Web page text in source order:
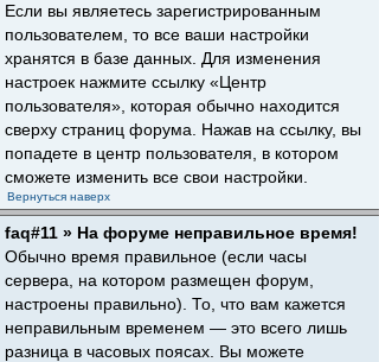
Если вы являетесь зарегистрированным
пользователем, то все ваши настройки
хранятся в базе данных. Для изменения
настроек нажмите ссылку «Центр
пользователя», которая обычно находится
сверху страниц форума. Нажав на ссылку, вы
попадете в центр пользователя, в котором
сможете изменить все свои настройки.
Вернуться наверх
faq#11 » На форуме неправильное время!
Обычно время правильное (если часы
сервера, на котором размещен форум,
настроены правильно). То, что вам кажется
неправильным временем — это всего лишь
разница в часовых поясах. Вы можете